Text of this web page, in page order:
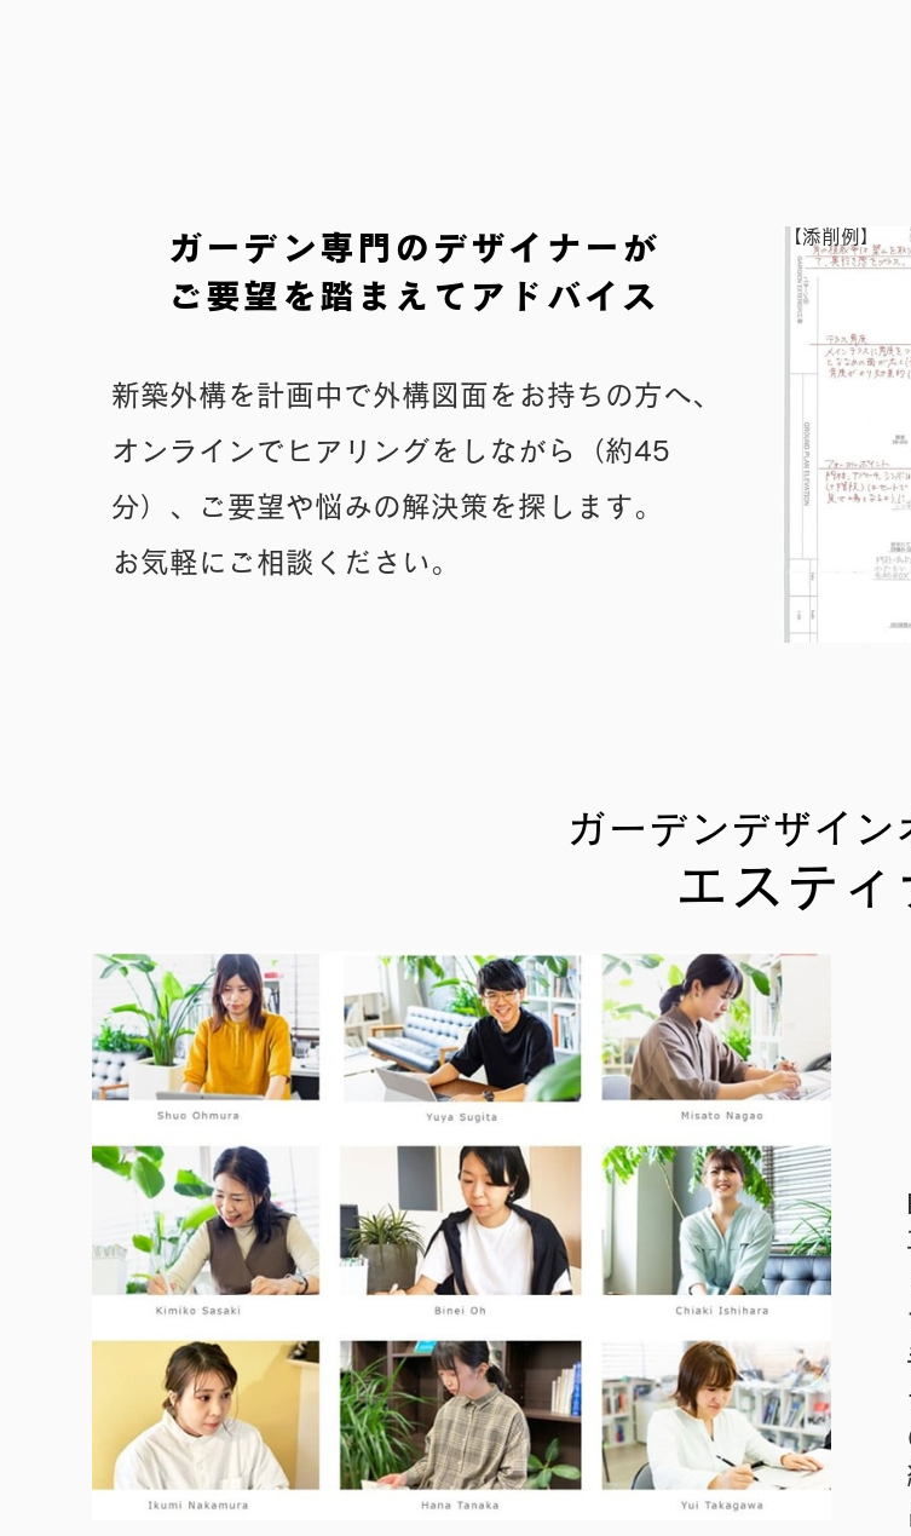
ガーデン専門のデザイナーが
ご要望を踏まえてアドバイス
新築外構を計画中で外構図面をお持ちの方へ、​
オンラインでヒアリングをしながら（約45
分）、​ご要望や悩みの解決策を探します。
お気軽にご相談ください。
【添削例】
ガーデンデザイン
エスティ